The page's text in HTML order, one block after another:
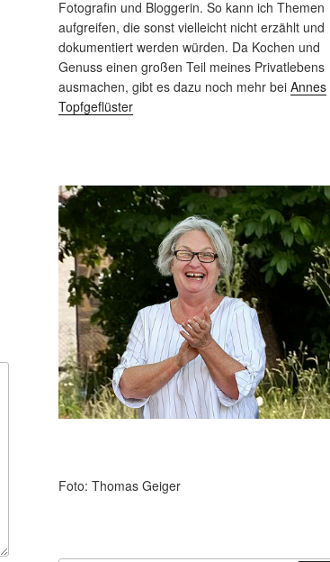
Fotografin und Bloggerin. So kann ich Themen
aufgreifen, die sonst vielleicht nicht erzählt und
dokumentiert werden würden. Da Kochen und
Genuss einen großen Teil meines Privatlebens
ausmachen, gibt es dazu noch mehr bei Annes
Topfgeflüster
Foto: Thomas Geiger